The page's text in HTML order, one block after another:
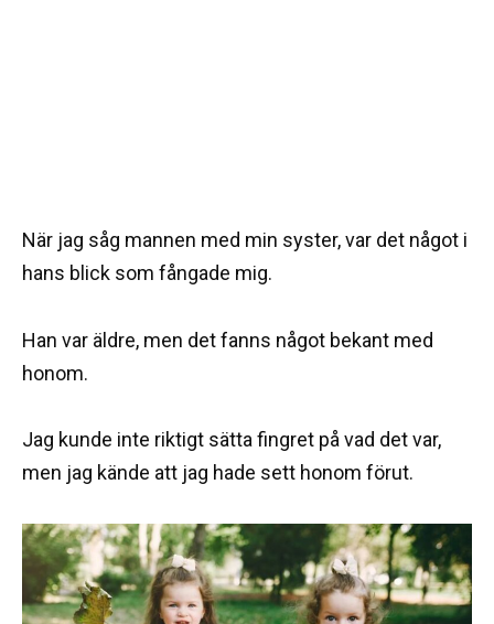
När jag såg mannen med min syster, var det något i
hans blick som fångade mig.
Han var äldre, men det fanns något bekant med
honom.
Jag kunde inte riktigt sätta fingret på vad det var,
men jag kände att jag hade sett honom förut.